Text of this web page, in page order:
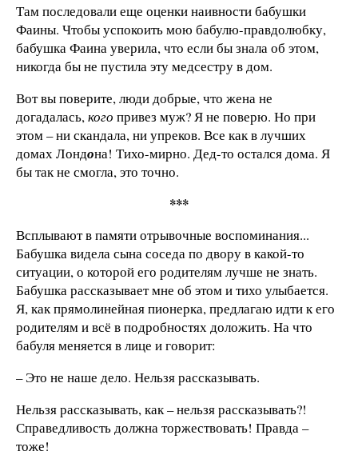
Там последовали еще оценки наивности бабушки
Фаины. Чтобы успокоить мою бабулю-правдолюбку,
бабушка Фаина уверила, что если бы знала об этом,
никогда бы не пустила эту медсестру в дом.
Вот вы поверите, люди добрые, что жена не
догадалась,кого привез муж? Я не поверю. Но при
этом – ни скандала, ни упреков. Все как в лучших
домах Лондона! Тихо-мирно. Дед-то остался дома. Я
бы так не смогла, это точно.
***
Всплывают в памяти отрывочные воспоминания...
Бабушка видела сына соседа по двору в какой-то
ситуации, о которой его родителям лучше не знать.
Бабушка рассказывает мне об этом и тихо улыбается.
Я, как прямолинейная пионерка, предлагаю идти к его
родителям и всё в подробностях доложить. На что
бабуля меняется в лице и говорит:
– Это не наше дело. Нельзя рассказывать.
Нельзя рассказывать, как – нельзя рассказывать?!
Справедливость должна торжествовать! Правда –
тоже!